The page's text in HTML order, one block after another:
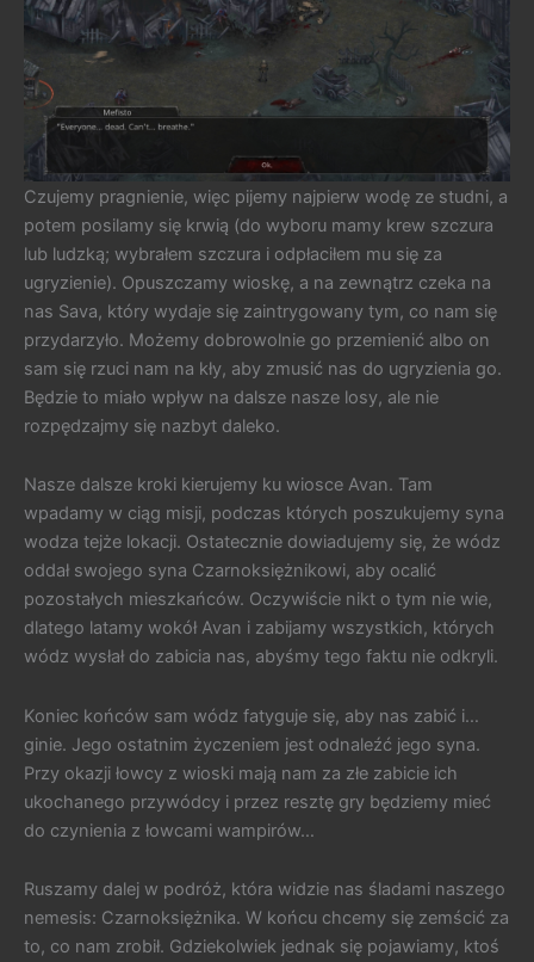
Czujemy pragnienie, więc pijemy najpierw wodę ze studni, a
potem posilamy się krwią (do wyboru mamy krew szczura
lub ludzką; wybrałem szczura i odpłaciłem mu się za
ugryzienie). Opuszczamy wioskę, a na zewnątrz czeka na
nas Sava, który wydaje się zaintrygowany tym, co nam się
przydarzyło. Możemy dobrowolnie go przemienić albo on
sam się rzuci nam na kły, aby zmusić nas do ugryzienia go.
Będzie to miało wpływ na dalsze nasze losy, ale nie
rozpędzajmy się nazbyt daleko.
Nasze dalsze kroki kierujemy ku wiosce Avan. Tam
wpadamy w ciąg misji, podczas których poszukujemy syna
wodza tejże lokacji. Ostatecznie dowiadujemy się, że wódz
oddał swojego syna Czarnoksiężnikowi, aby ocalić
pozostałych mieszkańców. Oczywiście nikt o tym nie wie,
dlatego latamy wokół Avan i zabijamy wszystkich, których
wódz wysłał do zabicia nas, abyśmy tego faktu nie odkryli.
Koniec końców sam wódz fatyguje się, aby nas zabić i…
ginie. Jego ostatnim życzeniem jest odnaleźć jego syna.
Przy okazji łowcy z wioski mają nam za złe zabicie ich
ukochanego przywódcy i przez resztę gry będziemy mieć
do czynienia z łowcami wampirów…
Ruszamy dalej w podróż, która widzie nas śladami naszego
nemesis: Czarnoksiężnika. W końcu chcemy się zemścić za
to, co nam zrobił. Gdziekolwiek jednak się pojawiamy, ktoś